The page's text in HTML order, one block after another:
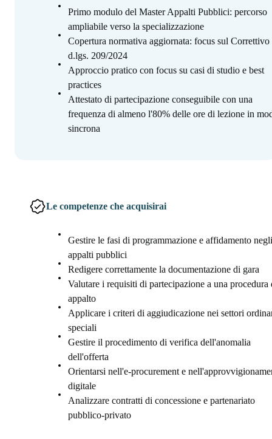
Primo modulo del Master Appalti Pubblici: percorso
ampliabile verso la specializzazione
Copertura normativa aggiornata: focus sul Correttivo
d.lgs. 209/2024
Approccio pratico con focus su casi di studio e best
practices
Attestato di partecipazione conseguibile con una
frequenza di almeno l'80% delle ore di lezione in
sincrona
Le competenze che acquisirai
Gestire le fasi di programmazione e affidamento negli
appalti pubblici
Redigere correttamente la documentazione di gara
Valutare i requisiti di partecipazione a una procedura
appalto
Applicare i criteri di aggiudicazione nei settori
speciali
Gestire il procedimento di verifica dell'anomalia
dell'offerta
Orientarsi nell'e-procurement e
digitale
Analizzare contratti di concessione e partenariato
pubblico-privato